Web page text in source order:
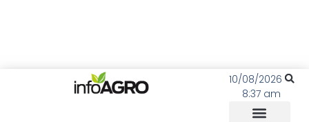
10/08/2026
8:37 am